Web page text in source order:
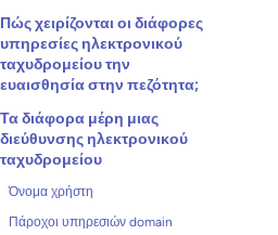
Πώς χειρίζονται οι διάφορες
υπηρεσίες ηλεκτρονικού
ταχυδρομείου την
ευαισθησία στην πεζότητα;
Τα διάφορα μέρη μιας
διεύθυνσης ηλεκτρονικού
ταχυδρομείου
Όνομα χρήστη
Πάροχοι υπηρεσιών domain